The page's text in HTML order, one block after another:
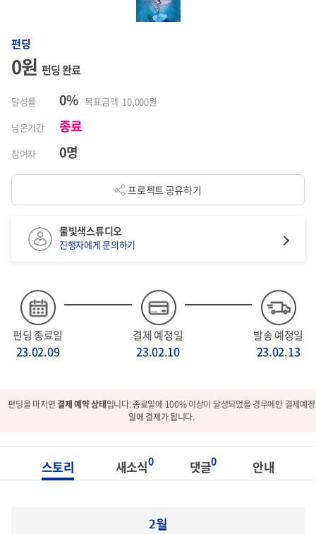
펀딩
0원 펀딩 완료
달성률 0% 목표금액 10,000원
남은기간
종료
참여자 0명
프로젝트 공유하기
펀딩 종료일
23.02.09
결제 예정일
23.02.10
발송 예정일
23.02.13
물빛색스튜디오
진행자에게 문의하기
펀딩을 마치면결제 예약 상태입니다. 종료일에 100% 이상이 달성되었을 경우에만 결제예정
일에 결제가 됩니다.
스토리 새소식0 댓글0 안내